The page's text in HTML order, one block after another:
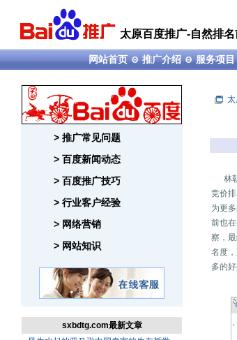
太原百度推广-自然排
网站首页Θ推广介绍Θ服务项目
> 推广常见问题
> 百度新闻动态
> 百度推广技巧
> 行业客户经验
> 网络营销
> 网站知识
sxbdtg.com最新文章
太
林朝
竞价
为更
前也
察，
名度
多的
·